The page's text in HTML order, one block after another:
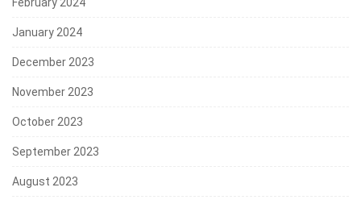
February 2024
January 2024
December 2023
November 2023
October 2023
September 2023
August 2023